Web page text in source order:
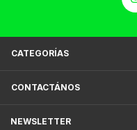
CATEGORÍAS
CONTACTÁNOS
NEWSLETTER